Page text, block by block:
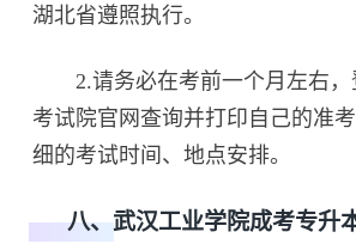
湖北省遵照执行。
2.请务必在考前一个月左右，
考试院官网查询并打印自己的准
细的考试时间、地点安排。
八、武汉工业学院成考专升